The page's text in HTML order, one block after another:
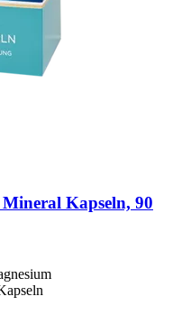
Mineral Kapseln, 90